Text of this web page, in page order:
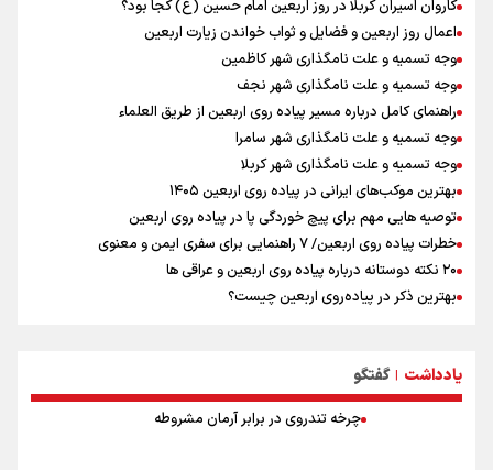
تصاویری از آتش زدن درختان زیتون فلسطینیان به دست صهیونیستها
کاروان اسیران کربلا در روز اربعین امام حسین (ع) کجا بود؟
اعمال روز اربعین و فضایل و ثواب خواندن زیارت اربعین
وجه تسمیه و علت نامگذاری شهر کاظمین
وجه تسمیه و علت نامگذاری شهر نجف
راهنمای کامل درباره مسیر پیاده روی اربعین از طریق العلماء
وجه تسمیه و علت نامگذاری شهر سامرا
وجه تسمیه و علت نامگذاری شهر کربلا
بهترین موکب‌های ایرانی در پیاده روی اربعین ۱۴۰۵
توصیه هایی مهم برای پیچ خوردگی پا در پیاده روی اربعین
خطرات پیاده روی اربعین/ ۷ راهنمایی برای سفری ایمن و معنوی
۲۰ نکته دوستانه درباره پیاده روی اربعین و عراقی ها
بهترین ذکر در پیاده‌روی اربعین چیست؟
نکاتی مهم برای حفظ سلامت در پیاده روی اربعین
یادداشت | گفتگو
چرخه تندروی در برابر آرمان مشروطه